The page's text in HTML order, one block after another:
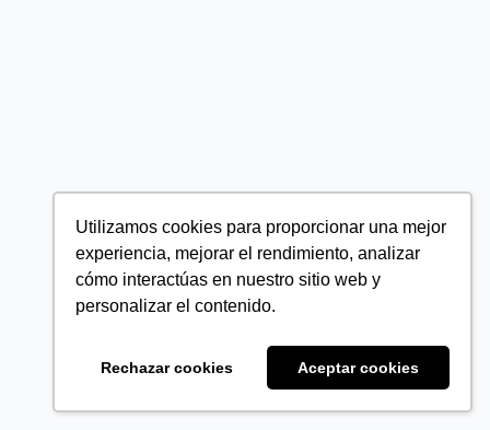
Utilizamos cookies para proporcionar una mejor
experiencia, mejorar el rendimiento, analizar
cómo interactúas en nuestro sitio web y
personalizar el contenido.
Rechazar cookies Aceptar cookies